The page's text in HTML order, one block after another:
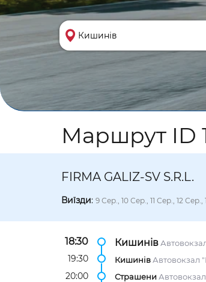
Маршрут ID
FIRMA GALIZ-SV S.R.L.
Виїзди: 9 Сер., 10 Сер., 11 Сер., 12
18:30 Кишинів
19:30 Кишинів Автовокзал
20:00 Страшени Автовокзал